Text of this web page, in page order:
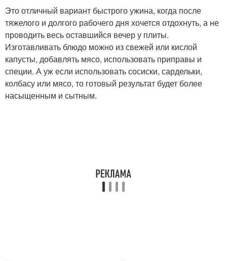
Это отличный вариант быстрого ужина, когда после
тяжелого и долгого рабочего дня хочется отдохнуть, а не
проводить весь оставшийся вечер у плиты.
Изготавливать блюдо можно из свежей или кислой
капусты, добавлять мясо, использовать приправы и
специи. А уж если использовать сосиски, сардельки,
колбасу или мясо, то готовый результат будет более
насыщенным и сытным.